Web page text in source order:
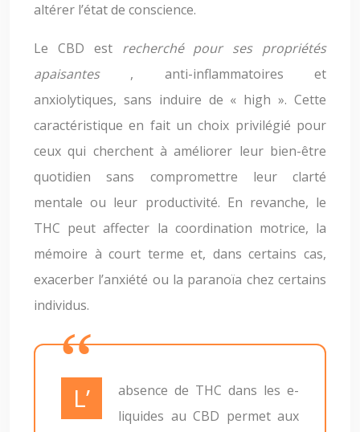
altérer l’état de conscience.
Le CBD est recherché pour ses propriétés
apaisantes , anti-inflammatoires et
anxiolytiques, sans induire de « high ». Cette
caractéristique en fait un choix privilégié pour
ceux qui cherchent à améliorer leur bien-être
quotidien sans compromettre leur clarté
mentale ou leur productivité. En revanche, le
THC peut affecter la coordination motrice, la
mémoire à court terme et, dans certains cas,
exacerber l’anxiété ou la paranoïa chez certains
individus.
L’absence de THC dans les e-
liquides au CBD permet aux